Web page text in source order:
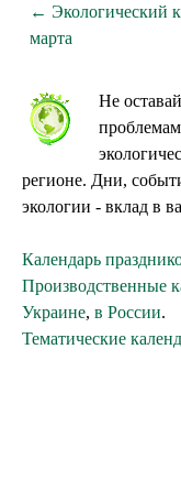
← Экологический
марта
Не
регионе. Дни,
экологии - вклад в
Календарь
Производственные
Украине, в России.
Тематические